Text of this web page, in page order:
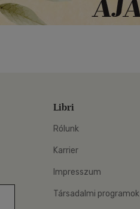
Libri
Rólunk
Karrier
Impresszum
Társadalmi programok